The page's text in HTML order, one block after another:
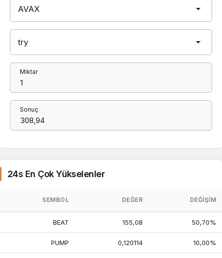
Miktar
Sonuç
24s En Çok Yükselenler
SEMBOL DEĞER DEĞIŞIM
BEAT 155,08 50,70%
PUMP 0,120114 10,00%